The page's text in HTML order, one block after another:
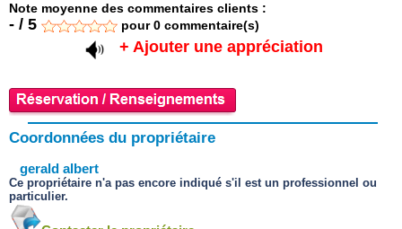
Note moyenne des commentaires clients :
- / 5 pour0 commentaire(s)
+ Ajouter une appréciation
Coordonnées du propriétaire
gerald albert
Ce propriétaire n'a pas encore indiqué s'il est un professionnel ou
particulier.